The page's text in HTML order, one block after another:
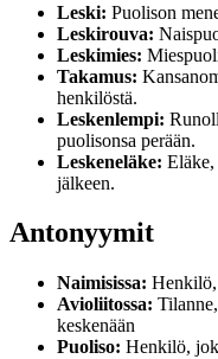
Leski: Puolison
Leskirouva:
Leskimies:
Takamus:
henkilöstä.
Leskenlempi:
puolisonsa perään.
Leskeneläke: Eläke,
jälkeen.
Antonyymit
Naimisissa:
Avioliitossa:
keskenään
Puoliso: Henkilö,